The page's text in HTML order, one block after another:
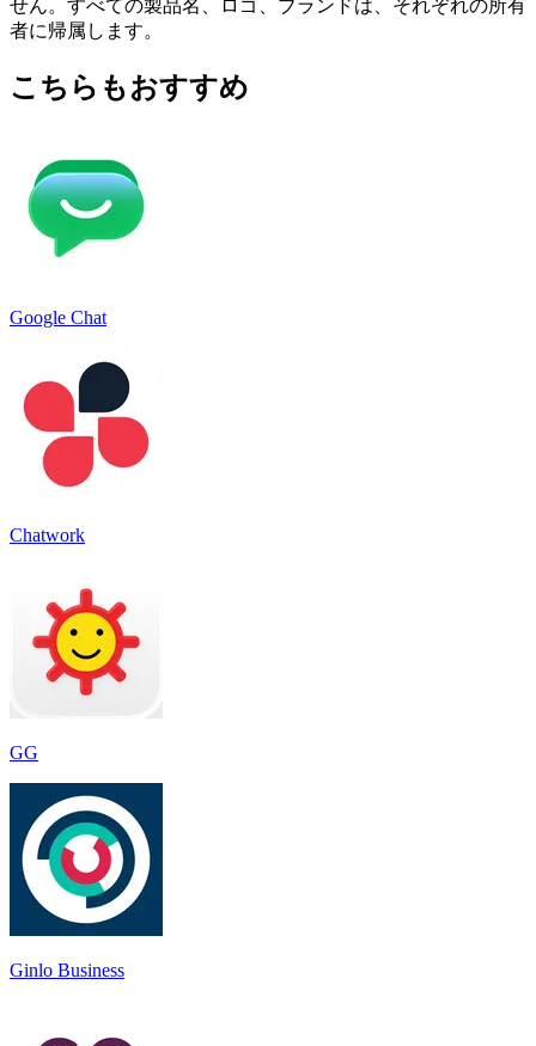
せん。すべての製品名、ロゴ、ブランドは、それぞれの所有
者に帰属します。
こちらもおすすめ
Google Chat
Chatwork
GG
Ginlo Business